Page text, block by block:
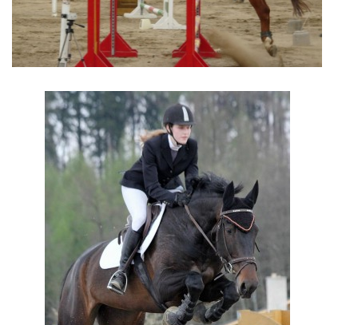
DĚKUJEME ZA PODPORU ČESKÉ UNIÍ SPORTU
JARNÍ BRIGÁDA 20.4 2024
JARNÍ BRIGÁDA SE ODKLÁDÁ.
PÁTEČNÍ KROUŽEK " ŠKOLA JEZDECTVÍ " BUDE ZAHÁJEN
PODZIMNÍ BRIGÁDA 9.11.2024
ČLENOVÉ JK CABALLERO Z RYCHVALDU